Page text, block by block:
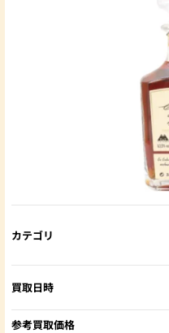
カテゴリ
買取日時
参考買取価格